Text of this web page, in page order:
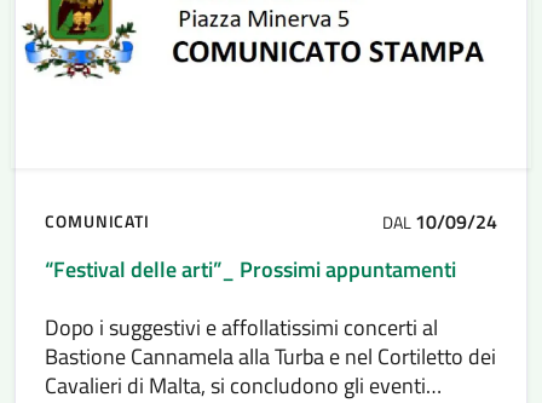
COMUNICATI DAL10/09/24
“Festival delle arti”_ Prossimi appuntamenti
Dopo i suggestivi e affollatissimi concerti al
Bastione Cannamela alla Turba e nel Cortiletto dei
Cavalieri di Malta, si concludono gli eventi